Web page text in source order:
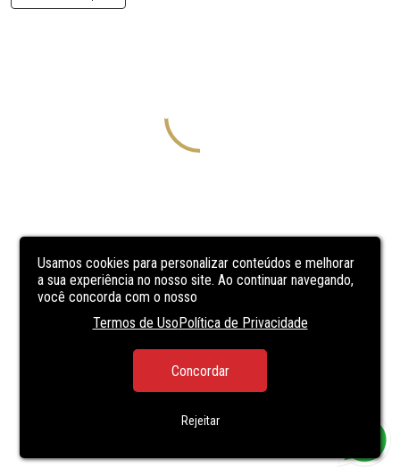
Usamos cookies para personalizar conteúdos e melhorar
a sua experiência no nosso site. Ao continuar navegando,
você concorda com o nosso
Termos de UsoPolítica de Privacidade
Concordar
Rejeitar